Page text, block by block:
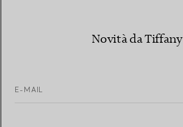
Novità da Tiffany
E-MAIL